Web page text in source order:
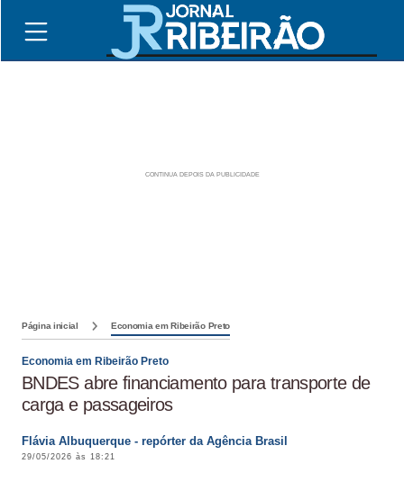
Página inicial Economia em Ribeirão Preto
Economia em Ribeirão Preto
BNDES abre financiamento para transporte de
carga e passageiros
Flávia Albuquerque - repórter da Agência Brasil
29/05/2026 às 18:21